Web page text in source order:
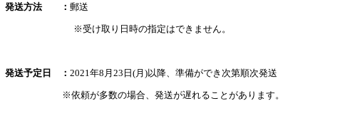
発送方法： 郵送
※受け取り日時の指定はできません。
発送予定日 ： 2021年8月23日 (月 )以降、準備ができ次第順次発送
※依頼が多数の場合、発送が遅れることがあります。